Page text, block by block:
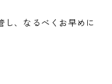
し、なるべくお早めに